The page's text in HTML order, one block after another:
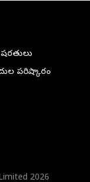
పరిష్కారం
2026